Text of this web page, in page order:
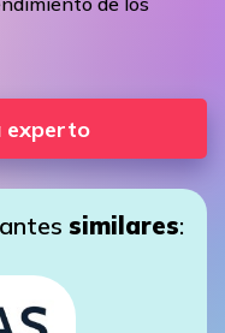
experto
similares: